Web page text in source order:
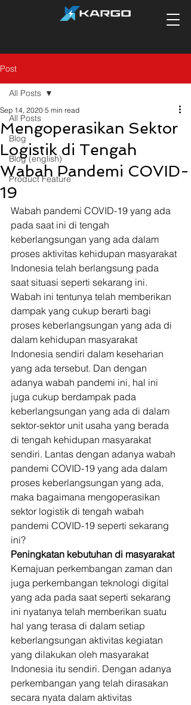
Post
All Posts
Blog
Blog (english)
Product Feature
All Posts
Mengoperasikan Sektor
Logistik di Tengah
Wabah Pandemi COVID-
19
Sep 14, 2020 5 min read
Wabah pandemi COVID-19 yang ada
pada saat ini di tengah
keberlangsungan yang ada dalam
proses aktivitas kehidupan masyarakat
Indonesia telah berlangsung pada
saat situasi seperti sekarang ini.
Wabah ini tentunya telah memberikan
dampak yang cukup berarti bagi
proses keberlangsungan yang ada di
dalam kehidupan masyarakat
Indonesia sendiri dalam keseharian
yang ada tersebut. Dan dengan
adanya wabah pandemi ini, hal ini
juga cukup berdampak pada
keberlangsungan yang ada di dalam
sektor-sektor unit usaha yang berada
di tengah kehidupan masyarakat
sendiri. Lantas dengan adanya wabah
pandemi COVID-19 yang ada dalam
proses keberlangsungan yang ada,
maka bagaimana mengoperasikan
sektor logistik di tengah wabah
pandemi COVID-19 seperti sekarang
ini?
Peningkatan kebutuhan di masyarakat
Kemajuan perkembangan zaman dan
juga perkembangan teknologi digital
yang ada pada saat seperti sekarang
ini nyatanya telah memberikan suatu
hal yang terasa di dalam setiap
keberlangsungan aktivitas kegiatan
yang dilakukan oleh masyarakat
Indonesia itu sendiri. Dengan adanya
perkembangan yang telah dirasakan
secara nyata dalam aktivitas